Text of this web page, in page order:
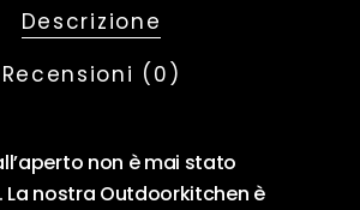
Descrizione
Recensioni (0)
non è mai stato
La nostra Outdoorkitchen è